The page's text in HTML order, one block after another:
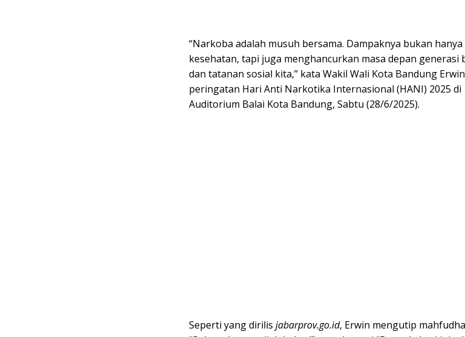
“Narkoba adalah musuh bersama. Dampaknya bukan
kesehatan, tapi juga menghancurkan masa depan generasi
dan tatanan sosial kita,” kata Wakil Wali Kota Bandung
peringatan Hari Anti Narkotika Internasional (HANI) 2025 di
Auditorium Balai Kota Bandung, Sabtu (28/6/2025).
Seperti yang dirilis jabarprov.go.id, Erwin mengutip